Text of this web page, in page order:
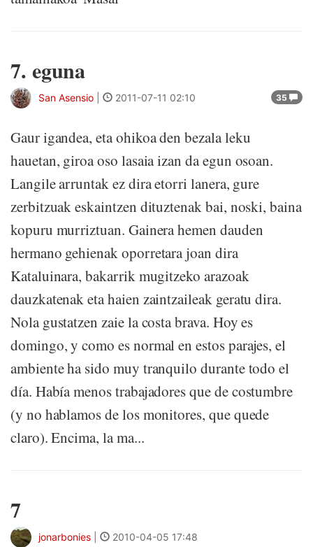
7. eguna
35
San Asensio 2011-07-11 02:10
Gaur igandea, eta ohikoa den bezala leku
hauetan, giroa oso lasaia izan da egun osoan.
Langile arruntak ez dira etorri lanera, gure
zerbitzuak eskaintzen dituztenak bai, noski, baina
kopuru murriztuan. Gainera hemen dauden
hermano gehienak oporretara joan dira
Kataluinara, bakarrik mugitzeko arazoak
dauzkatenak eta haien zaintzaileak geratu dira.
Nola gustatzen zaie la costa brava. Hoy es
domingo, y como es normal en estos parajes, el
ambiente ha sido muy tranquilo durante todo el
día. Había menos trabajadores que de costumbre
(y no hablamos de los monitores, que quede
claro). Encima, la ma...
7
jonarbonies 2010-04-05 17:48